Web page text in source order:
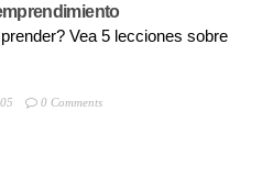
Vea 5 lecciones sobre
0 Comments